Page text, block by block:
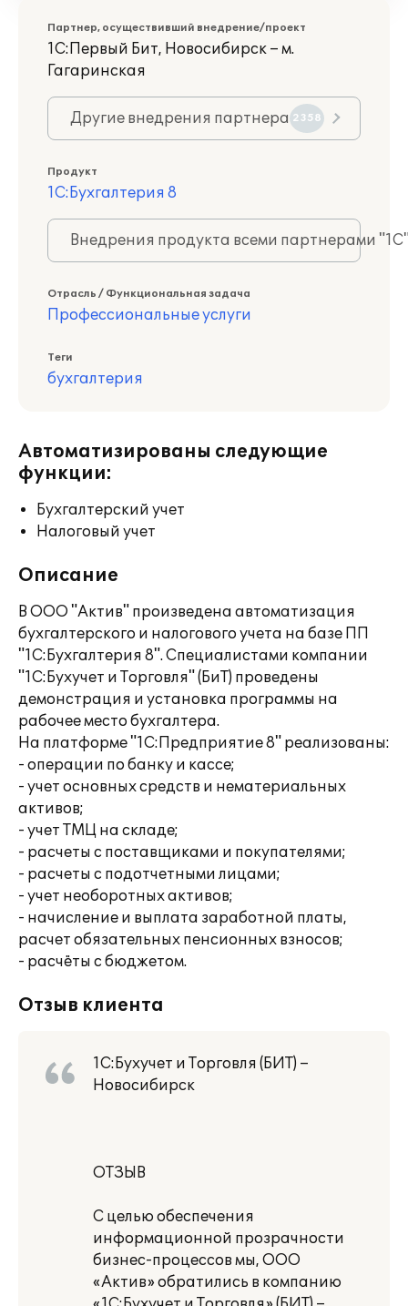
Партнер, осуществивший внедрение/проект
1С:Первый Бит, Новосибирск – м.
Гагаринская
Другие внедрения партнера 2358
Продукт
1С:Бухгалтерия 8
Внедрения продукта всеми партнерами
Отрасль / Функциональная задача
Профессиональные услуги
Теги
бухгалтерия
Автоматизированы следующие
функции:
Бухгалтерский учет
Налоговый учет
Описание
В ООО "Актив" произведена автоматизация
бухгалтерского и налогового учета на базе ПП
"1С:Бухгалтерия 8". Специалистами компании
"1С:Бухучет и Торговля" (БиТ) проведены
демонстрация и установка программы на
рабочее место бухгалтера.
На платформе "1С:Предприятие 8" реализованы:
- операции по банку и кассе;
- учет основных средств и нематериальных
активов;
- учет ТМЦ на складе;
- расчеты с поставщиками и покупателями;
- расчеты с подотчетными лицами;
- учет необоротных активов;
- начисление и выплата заработной платы,
расчет обязательных пенсионных взносов;
- расчёты с бюджетом.
Отзыв клиента
1С:Бухучет и Торговля (БИТ) –
Новосибирск
ОТЗЫВ
С целью обеспечения
информационной прозрачности
бизнес-процессов мы, ООО
«Актив» обратились в компанию